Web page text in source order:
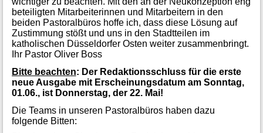
beteiligten Mitarbeiterinnen und Mitarbeitern in den
beiden Pastoralbüros hoffe ich, dass diese Lösung auf
Zustimmung stößt und uns in den Stadtteilen im
katholischen Düsseldorfer Osten weiter zusammenbringt.
Ihr Pastor Oliver Boss
Bitte beachten: Der Redaktionsschluss für die erste
neue Ausgabe mit Erscheinungsdatum am Sonntag,
01.06., ist Donnerstag, der 22. Mai!
Die Teams in unseren Pastoralbüros haben dazu
folgende Bitten: